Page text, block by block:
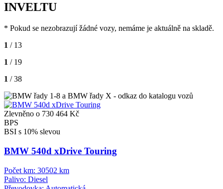
INVELTU
* Pokud se nezobrazují žádné vozy, nemáme je aktuálně na skladě.
1 / 13
1 / 19
1 / 38
Zlevněno o 730 464 Kč
BPS
BSI s 10% slevou
BMW 540d xDrive Touring
Počet km: 30502 km
Palivo: Diesel